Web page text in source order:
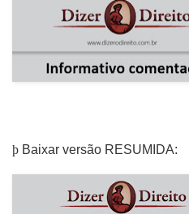
þ Baixar versão RESUMIDA: